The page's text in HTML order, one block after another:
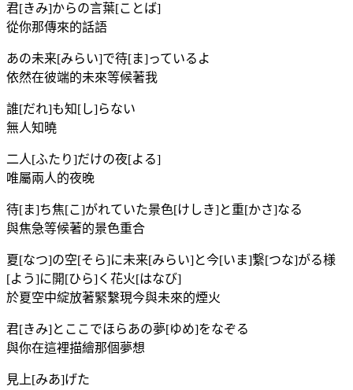
君[きみ]からの言葉[ことば]
從你那傳來的話語
あの未来[みらい]で待[ま]っているよ
依然在彼端的未來等候著我
誰[だれ]も知[し]らない
無人知曉
二人[ふたり]だけの夜[よる]
唯屬兩人的夜晚
待[ま]ち焦[こ]がれていた景色[けしき]と重[かさ]なる
與焦急等候著的景色重合
夏[なつ]の空[そら]に未来[みらい]と今[いま]繋[つな]がる様
[よう]に開[ひら]く花火[はなび]
於夏空中綻放著緊繫現今與未來的煙火
君[きみ]とここでほらあの夢[ゆめ]をなぞる
與你在這裡描繪那個夢想
見上[みあ]げた